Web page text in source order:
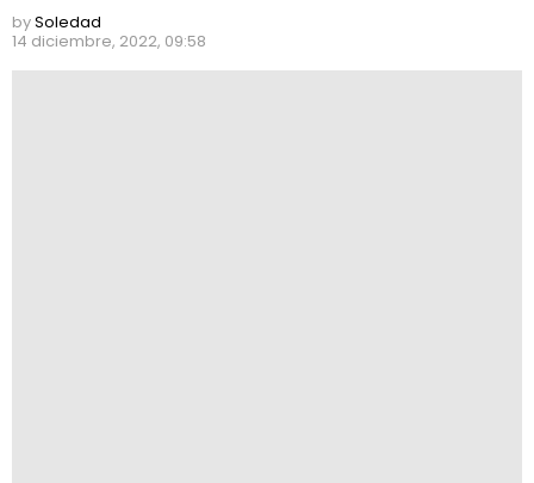
bySoledad
14 diciembre, 2022, 09:58